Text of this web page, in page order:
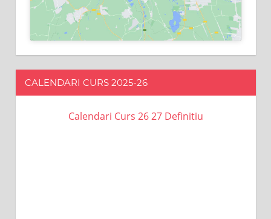
CALENDARI CURS 2025-26
Calendari Curs 26 27 Definitiu